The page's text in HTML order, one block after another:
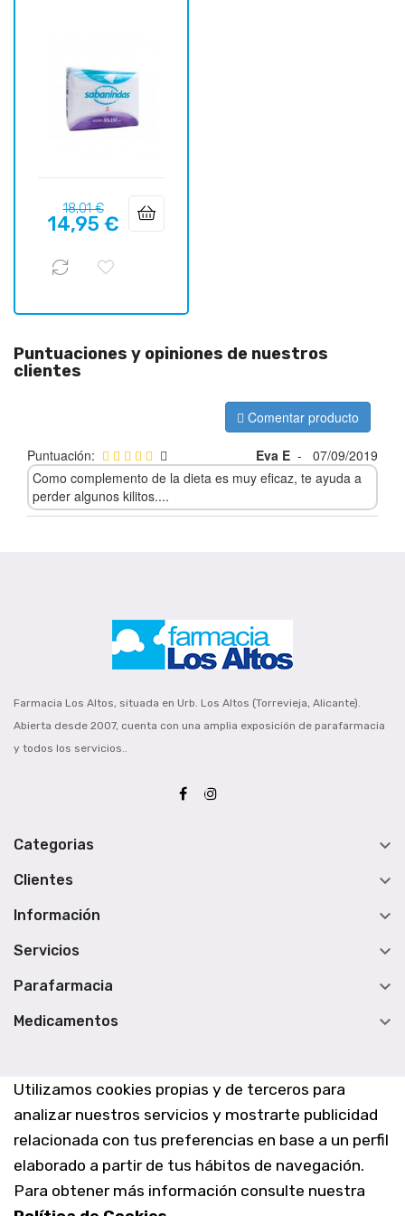
Utilizamos cookies propias y de terceros para
analizar nuestros servicios y mostrarte publicidad
relacionada con tus preferencias en base a un perfil
elaborado a partir de tus hábitos de navegación.
Para obtener más información consulte nuestra
Precio
regular
18,01 €Precio
14,95 €
Puntuaciones y opiniones de nuestros
clientes
Comentar producto
Puntuación: Eva E -
07/09/2019
Como complemento de la dieta es muy eficaz, te ayuda a
perder algunos kilitos....
Farmacia Los Altos, situada en Urb. Los Altos (Torrevieja, Alicante).
Abierta desde 2007, cuenta con una amplia exposición de parafarmacia
y todos los servicios..
Categorias 
Clientes 
Información 
Servicios 
Parafarmacia 
Medicamentos 